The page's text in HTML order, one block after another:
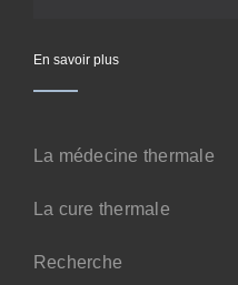
Contact
En savoir plus
La médecine thermale
La cure thermale
Recherche